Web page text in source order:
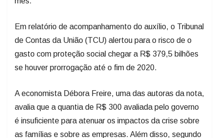
Em relatório de acompanhamento do auxílio, o Tribunal
de Contas da União (TCU) alertou para o risco de o
gasto com proteção social chegar a R$ 379,5 bilhões
se houver prorrogação até o fim de 2020.
A economista Débora Freire, uma das autoras da nota,
avalia que a quantia de R$ 300 avaliada pelo governo
é insuficiente para atenuar os impactos da crise sobre
as famílias e sobre as empresas. Além disso, segundo